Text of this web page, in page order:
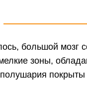
большой мозг
зоны,